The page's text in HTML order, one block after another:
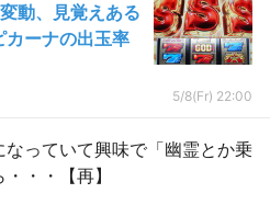
動、見覚えある
カーナの出玉率
5/8(Fr) 22:00
っていて興味で「幽霊とか乗
・・【再】